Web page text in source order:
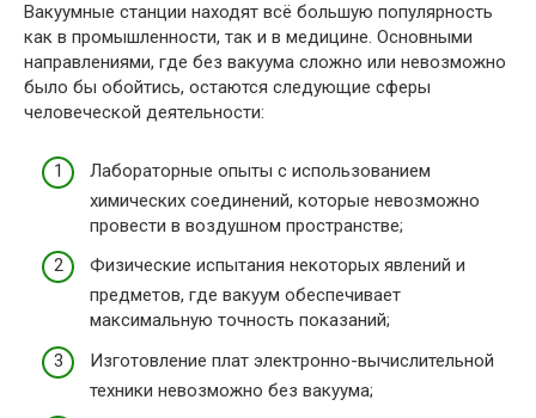
Вакуумные станции находят всё большую популярность
как в промышленности, так и в медицине. Основными
направлениями, где без вакуума сложно или невозможно
было бы обойтись, остаются следующие сферы
человеческой деятельности:
Лабораторные опыты с использованием
химических соединений, которые невозможно
провести в воздушном пространстве;
Физические испытания некоторых явлений и
предметов, где вакуум обеспечивает
максимальную точность показаний;
Изготовление плат электронно-вычислительной
техники невозможно без вакуума;